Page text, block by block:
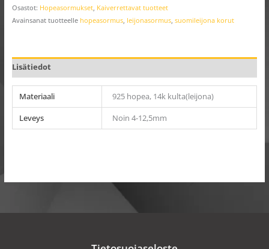
Osastot: Hopeasormukset, Kaiverrettavat tuotteet
Avainsanat tuotteelle hopeasormus, leijonasormus, suomileijona korut
Lisätiedot
Materiaali
925 hopea, 14k kulta(leijona)
Leveys
Noin 4-12,5mm